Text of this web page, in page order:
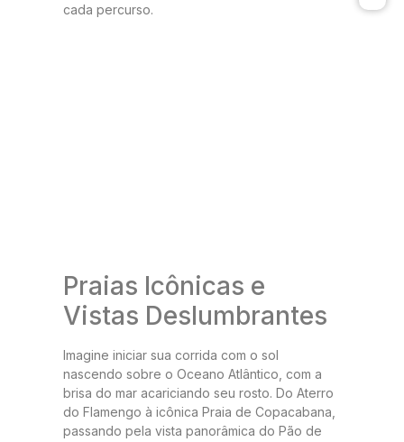
cada percurso.
Praias Icônicas e
Vistas Deslumbrantes
Imagine iniciar sua corrida com o sol
nascendo sobre o Oceano Atlântico, com a
brisa do mar acariciando seu rosto. Do Aterro
do Flamengo à icônica Praia de Copacabana,
passando pela vista panorâmica do Pão de